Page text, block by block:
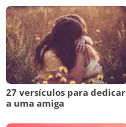
27 versículos para dedicar
a uma amiga